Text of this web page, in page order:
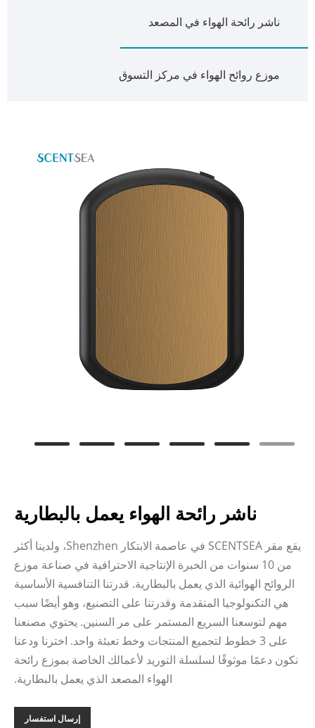
ناشر رائحة الهواء في المصعد
موزع روائح الهواء في مركز التسوق
ناشر رائحة الهواء يعمل بالبطارية
يقع مقر SCENTSEA في عاصمة الابتكار Shenzhen، ولدينا أكثر
من 10 سنوات من الخبرة الإنتاجية الاحترافية في صناعة موزع
الروائح الهوائية الذي يعمل بالبطارية. قدرتنا التنافسية الأساسية
هي التكنولوجيا المتقدمة وقدرتنا على التصنيع، وهو أيضًا سبب
مهم لتوسعنا السريع المستمر على مر السنين. يحتوي مصنعنا
على 3 خطوط لتجميع المنتجات وخط تعبئة واحد. اخترنا ودعنا
نكون دعمًا موثوقًا لسلسلة التوريد لأعمالك الخاصة بموزع رائحة
الهواء المصعد الذي يعمل بالبطارية.
إرسال استفسار